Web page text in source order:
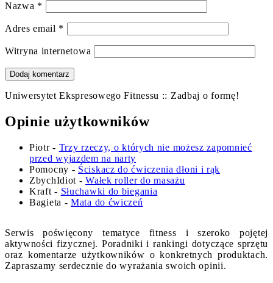
Nazwa *
Adres email *
Witryna internetowa
Uniwersytet Ekspresowego Fitnessu :: Zadbaj o formę!
Opinie użytkowników
Piotr- Trzy rzeczy, o których nie możesz zapomnieć
przed wyjazdem na narty
Pomocny - Ściskacz do ćwiczenia dłoni i rąk
ZbychIdiot -Wałek roller do masażu
Kraft - Słuchawki do biegania
Bagieta -Mata do ćwiczeń
Serwis poświęcony tematyce fitness i szeroko pojętej
aktywności fizycznej. Poradniki i rankingi dotyczące sprzętu
oraz komentarze użytkowników o konkretnych produktach.
Zapraszamy serdecznie do wyrażania swoich opinii.